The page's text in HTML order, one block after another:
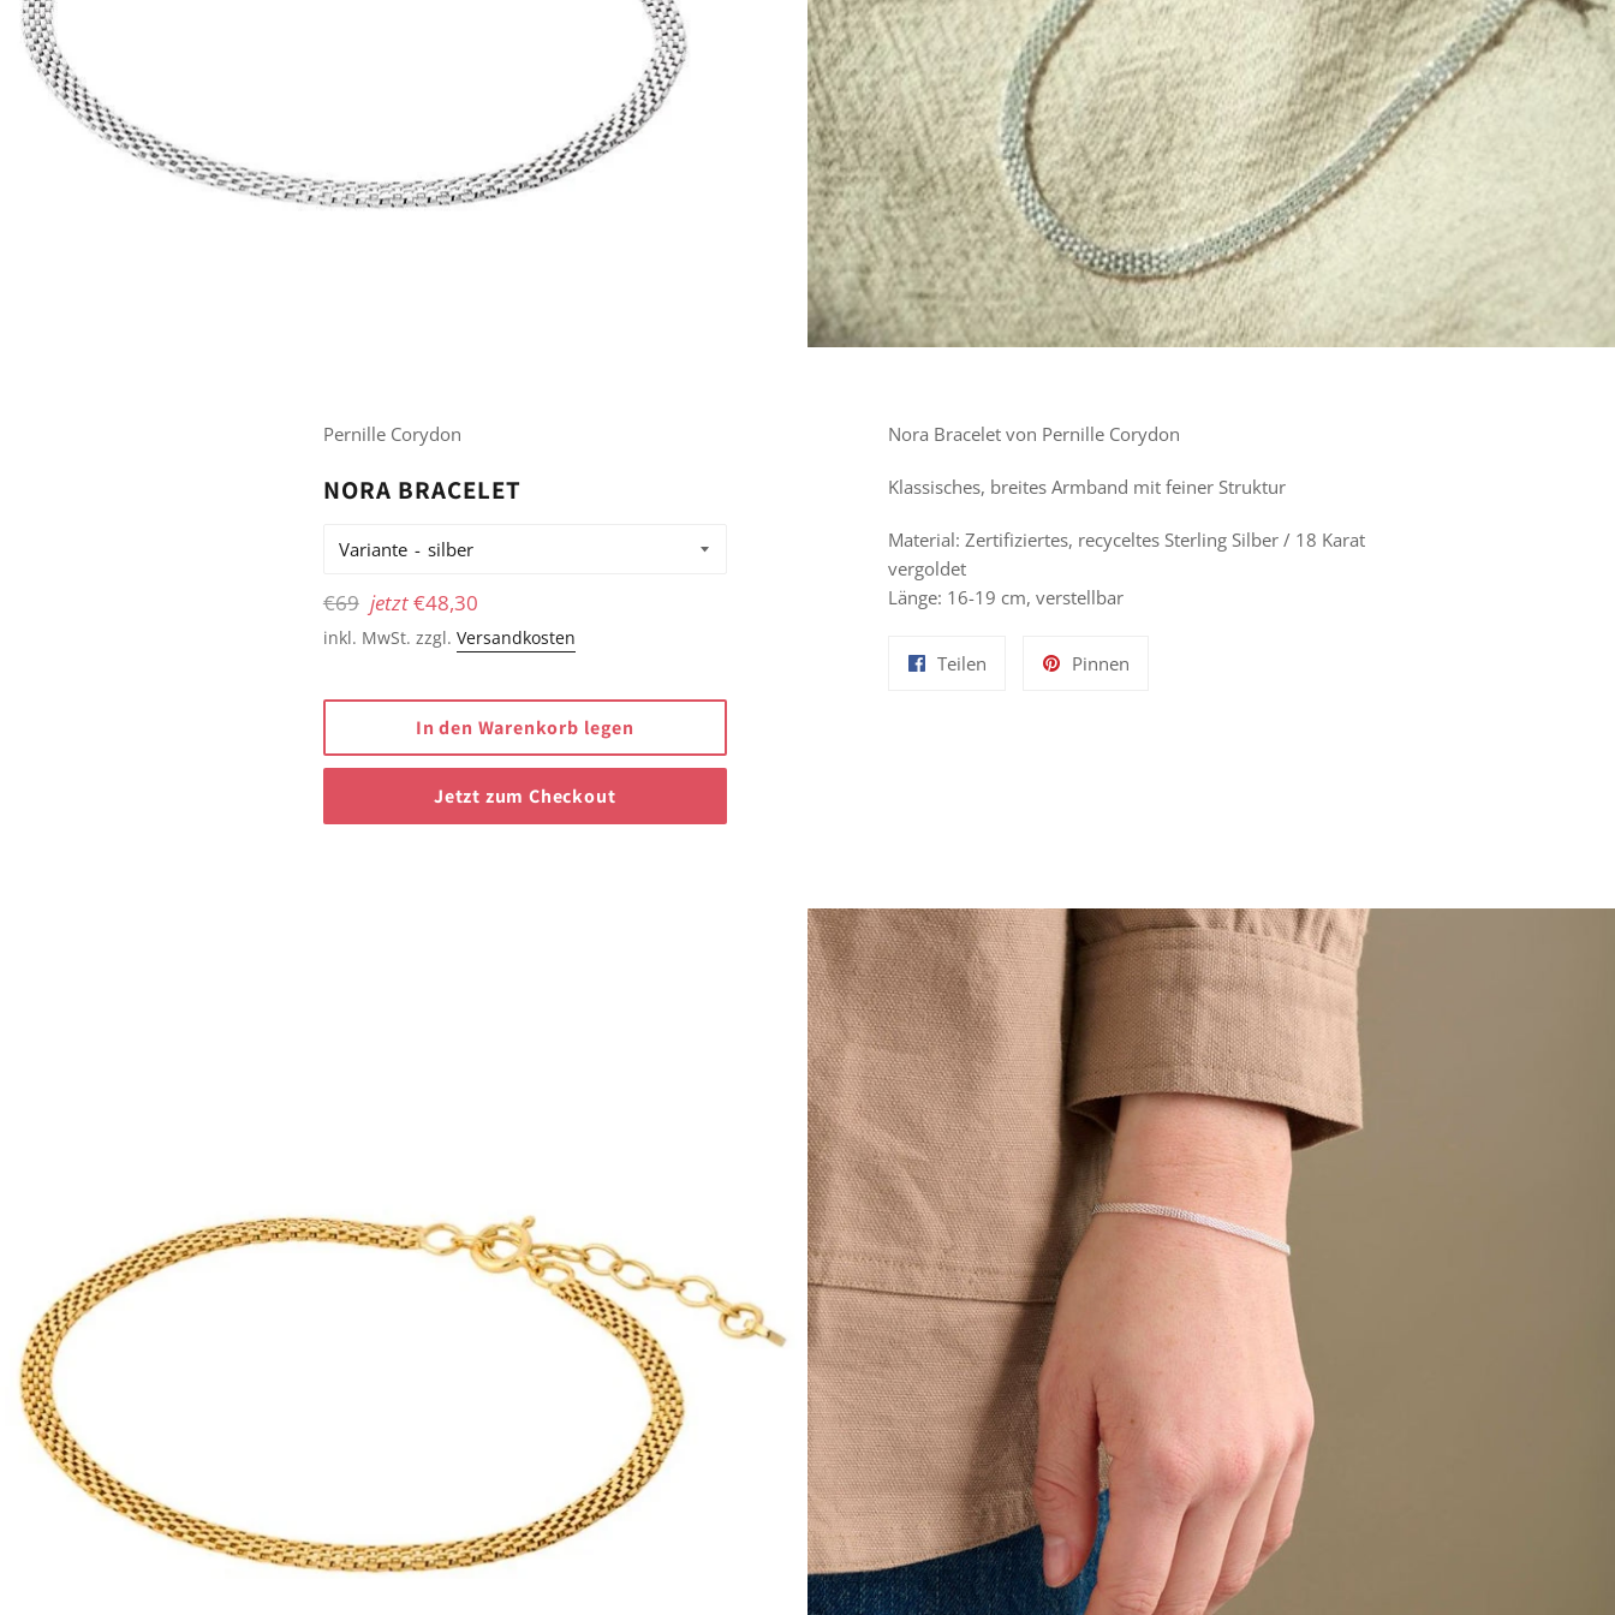
Pernille Corydon
NORA BRACELET
Variante
Normaler
Preis
€69 jetzt€48,30
inkl. MwSt. zzgl. Versandkosten
In den Warenkorb legen
Jetzt zum Checkout
Nora Bracelet von Pernille Corydon
Klassisches, breites Armband mit feiner Struktur
Material:Zertifiziertes, recyceltes Sterling Silber / 18 Karat
vergoldet
Länge: 16-19 cm, verstellbar
Teilen Pinnen